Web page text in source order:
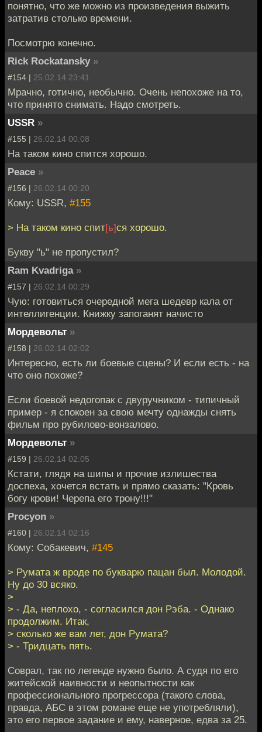
понятно, что же можно из произведения выжить
затратив столько времени.
Посмотрю конечно.
Rick Rockatansky »
#154 | 25.02.14 23:41
Мрачно, готично, необычно. Очень непохоже на то,
что принято снимать. Надо смотреть.
USSR »
#155 | 26.02.14 00:08
На таком кино спится хорошо.
Peace »
#156 | 26.02.14 00:20
Кому: USSR, #155
> На таком кино спит[ь]ся хорошо.
Букву "ь" не пропустил?
Ram Kvadriga »
#157 | 26.02.14 00:29
Чую: готовиться очередной мега шедевр кала от
интеллигенции. Книжку запоганят начисто
Мордевольт »
#158 | 26.02.14 02:02
Интересно, есть ли боевые сцены? И если есть - на
что оно похоже?
Если боевой недогопак с двуручником - типичный
пример - я спокоен за свою мечту однажды снять
фильм про рубилово-вонзалово.
Мордевольт »
#159 | 26.02.14 02:05
Кстати, глядя на шипы и прочие излишества
доспеха, хочется встать и прямо сказать: "Кровь
богу крови! Черепа его трону!!!"
Procyon »
#160 | 26.02.14 02:16
Кому: Собакевич, #145
> Румата ж вроде по букварю пацан был. Молодой.
Ну до 30 всяко.
>
> - Да, неплохо, - согласился дон Рэба. - Однако
продолжим. Итак,
> сколько же вам лет, дон Румата?
> - Тридцать пять.
Соврал, так по легенде нужно было. А судя по его
житейской наивности и неопытности как
профессионального прогрессора (такого слова,
правда, АБС в этом романе еще не употребляли),
это его первое задание и ему, наверное, едва за 25.